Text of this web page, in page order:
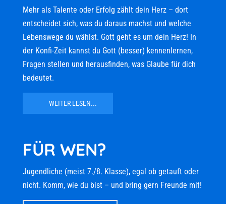
Mehr als Talente oder Erfolg zählt dein Herz – dort
entscheidet sich, was du daraus machst und welche
Lebenswege du wählst. Gott geht es um dein Herz! In
der Konfi-Zeit kannst du Gott (besser) kennenlernen,
Fragen stellen und herausfinden, was Glaube für dich
bedeutet.
WEITER LESEN...
FÜR WEN?
Jugendliche (meist 7./8. Klasse), egal ob getauft oder
nicht. Komm, wie du bist – und bring gern Freunde mit!